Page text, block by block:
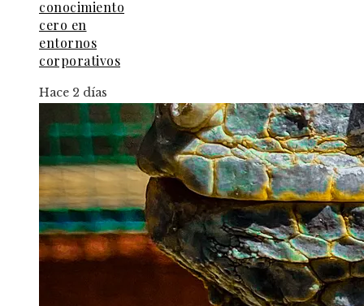
conocimiento
cero en
entornos
corporativos
Hace 2 días